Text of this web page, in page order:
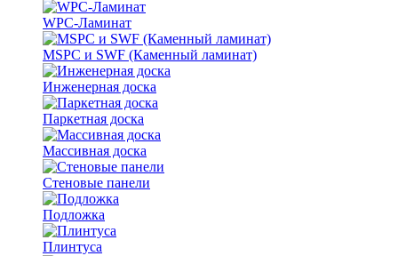
WPC-Ламинат
MSPC и SWF (Каменный ламинат)
Инженерная доска
Паркетная доска
Массивная доска
Стеновые панели
Подложка
Плинтуса